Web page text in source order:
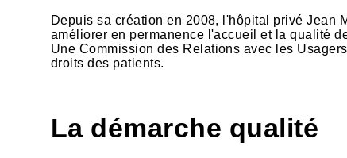
Depuis sa création en 2008, l'hôpital privé Jean
améliorer en permanence l'accueil et la qualité
Une Commission des Relations avec les
droits des patients.
La démarche qualité